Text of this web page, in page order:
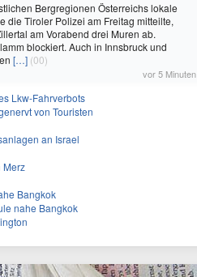
Bergregionen Österreichs lokale
die Tiroler Polizei am Freitag mitteilte,
am Vorabend drei Muren ab.
blockiert. Auch in Innsbruck und
[…] (00)
vor 5 Minuten
Lkw-Fahrverbots
von Touristen
an Israel
Merz
Bangkok
nahe Bangkok